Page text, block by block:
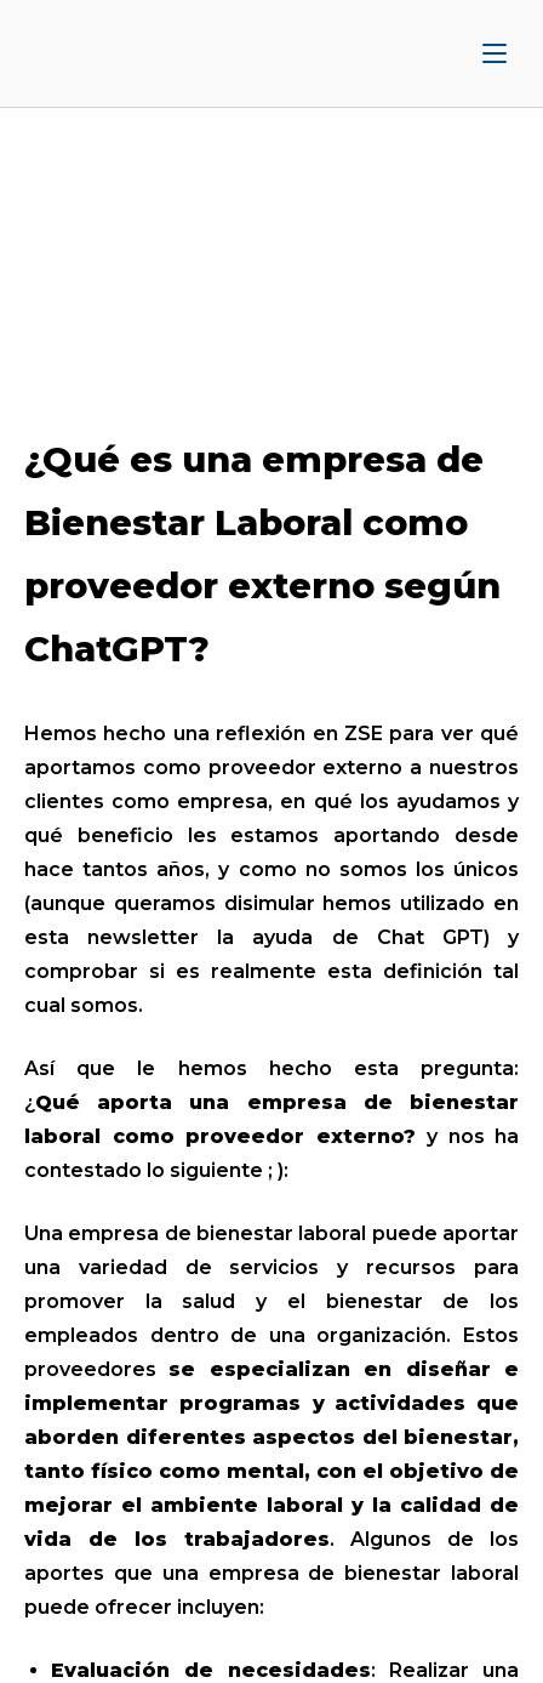
¿Qué es una empresa de
Bienestar Laboral como
proveedor externo según
ChatGPT?
Hemos hecho una reflexión en ZSE para ver qué
aportamos como proveedor externo a nuestros
clientes como empresa, en qué los ayudamos y
qué beneficio les estamos aportando desde
hace tantos años, y como no somos los únicos
(aunque queramos disimular hemos utilizado en
esta newsletter la ayuda de Chat GPT) y
comprobar si es realmente esta definición tal
cual somos.
Así que le hemos hecho esta pregunta:
¿ Qué aporta una empresa de bienestar
laboral como proveedor externo? y nos ha
contestado lo siguiente ; ):
Una empresa de bienestar laboral puede aportar
una variedad de servicios y recursos para
promover la salud y el bienestar de los
empleados dentro de una organización. Estos
proveedores se especializan en diseñar e
implementar programas y actividades que
aborden diferentes aspectos del bienestar,
tanto físico como mental, con el objetivo de
mejorar el ambiente laboral y la calidad de
vida de los trabajadores. Algunos de los
aportes que una empresa de bienestar laboral
puede ofrecer incluyen:
Evaluación de necesidades: Realizar una